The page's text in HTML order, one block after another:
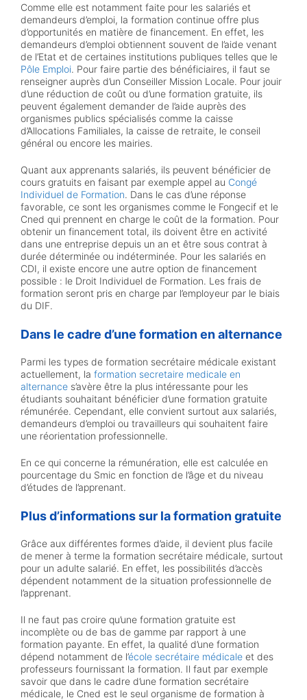
Comme elle est notamment faite pour les salariés et
demandeurs d’emploi, la formation continue offre plus
d’opportunités en matière de financement. En effet, les
demandeurs d’emploi obtiennent souvent de l’aide venant
de l’Etat et de certaines institutions publiques telles que le
Pôle Emploi. Pour faire partie des bénéficiaires, il faut se
renseigner auprès d’un Conseiller Mission Locale. Pour jouir
d’une réduction de coût ou d’une formation gratuite, ils
peuvent également demander de l’aide auprès des
organismes publics spécialisés comme la caisse
d’Allocations Familiales, la caisse de retraite, le conseil
général ou encore les mairies.
Quant aux apprenants salariés, ils peuvent bénéficier de
cours gratuits en faisant par exemple appel au Congé
Individuel de Formation. Dans le cas d’une réponse
favorable, ce sont les organismes comme le Fongecif et le
Cned qui prennent en charge le coût de la formation. Pour
obtenir un financement total, ils doivent être en activité
dans une entreprise depuis un an et être sous contrat à
durée déterminée ou indéterminée. Pour les salariés en
CDI, il existe encore une autre option de financement
possible : le Droit Individuel de Formation. Les frais de
formation seront pris en charge par l’employeur par le biais
du DIF.
Dans le cadre d’une formation en alternance
Parmi les types de formation secrétaire médicale existant
actuellement, la formation secretaire medicale en
alternance s’avère être la plus intéressante pour les
étudiants souhaitant bénéficier d’une formation gratuite
rémunérée. Cependant, elle convient surtout aux salariés,
demandeurs d’emploi ou travailleurs qui souhaitent faire
une réorientation professionnelle.
En ce qui concerne la rémunération, elle est calculée en
pourcentage du Smic en fonction de l’âge et du niveau
d’études de l’apprenant.
Plus d’informations sur la formation gratuite
Grâce aux différentes formes d’aide, il devient plus facile
de mener à terme la formation secrétaire médicale, surtout
pour un adulte salarié. En effet, les possibilités d’accès
dépendent notamment de la situation professionnelle de
l’apprenant.
Il ne faut pas croire qu’une formation gratuite est
incomplète ou de bas de gamme par rapport à une
formation payante. En effet, la qualité d’une formation
dépend notamment de l’école secrétaire médicale et des
professeurs fournissant la formation. Il faut par exemple
savoir que dans le cadre d’une formation secrétaire
médicale, le Cned est le seul organisme de formation à